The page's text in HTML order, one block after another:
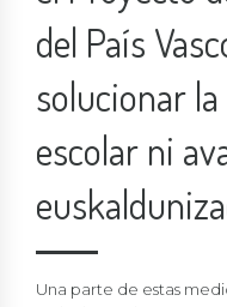
del País
solucionar
escolar ni
Una parte de estas